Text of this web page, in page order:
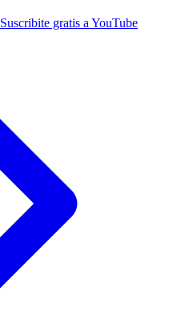
Suscribite gratis a YouTube